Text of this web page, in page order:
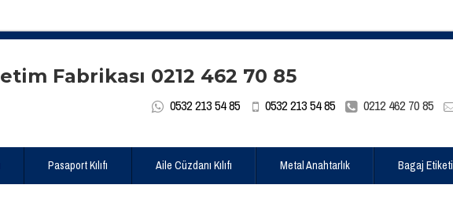
0532 213 54 85 0532 213 54 85 0212 462 70 85
Pasaport Kılıfı Aile Cüzdanı Kılıfı Metal Anahtarlık Bagaj Etiketi